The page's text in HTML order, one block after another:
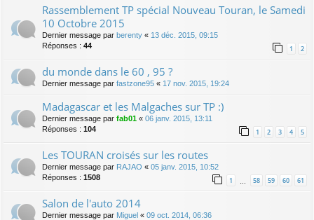
Rassemblement TP spécial Nouveau Touran, le Samedi
10 Octobre 2015
Dernier message par berenty « 13 déc. 2015, 09:15
Réponses : 44 1 2
du monde dans le 60 , 95 ?
Dernier message par fastzone95 « 17 nov. 2015, 19:24
Madagascar et les Malgaches sur TP :)
Dernier message par fab01 « 06 janv. 2015, 13:11
Réponses : 104 1 2 3 4 5
Les TOURAN croisés sur les routes
Dernier message par RAJAO « 05 janv. 2015, 10:52
Réponses : 1508 1 58 59 60 61
Salon de l'auto 2014
Dernier message par Miguel « 09 oct. 2014, 06:36